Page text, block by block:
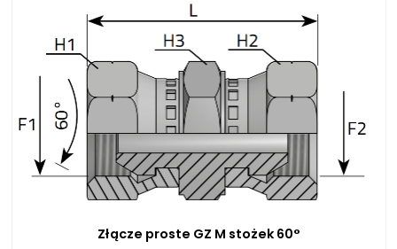
Złącze proste GZ M stożek 60°